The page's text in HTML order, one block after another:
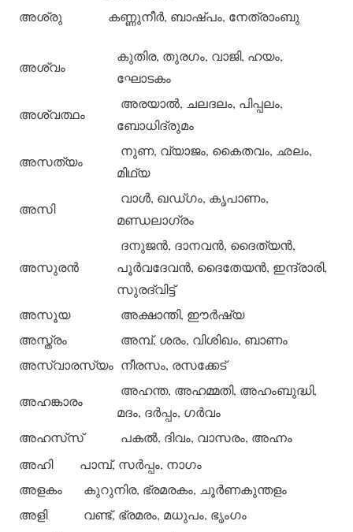
അശ്രു
കണ്ണുനീര്‍, ബാഷ്പം, നേത്രാംബു
അശ്വം
കുതിര, തുരഗം, വാജി, ഹയം,
ഘോടകം
അശ്വത്ഥം
അരയാല്‍, ചലദലം, പിപ്പലം,
ബോധിദ്രുമം
അസത്യം
നുണ, വ്യാജം, കൈതവം, ഛലം,
മിഥ്യ
അസി
വാള്‍, ഖഡ്ഗം, കൃപാണം,
മണ്ഡലാഗ്രം
അസുരന്‍
ദനുജന്‍, ദാനവന്‍, ദൈത്യന്‍,
പൂര്‍വദേവന്‍, ദൈതേയന്‍, ഇന്ദ്രാരി,
സുരദ്വിട്ട്
അസൂയ
അക്ഷാന്തി, ഈര്‍ഷ്യ
അസ്ത്രം
അമ്പ്, ശരം, വിശിഖം, ബാണം
അസ്വാരസ്യം നീരസം, രസക്കേട്
അഹങ്കാരം
അഹന്ത, അഹമ്മതി, അഹംബുദ്ധി,
മദം, ദര്‍പ്പം, ഗര്‍വം
അഹസ്‌സ്
പകല്‍, ദിവം, വാസരം, അഹ്നം
അഹി
പാമ്പ്, സര്‍പ്പം, നാഗം
അളകം
കുറുനിര, ഭ്രമരകം, ചൂര്‍ണകുന്തളം
അളി
വണ്ട്, ഭ്രമരം, മധുപം, ഭൃംഗം